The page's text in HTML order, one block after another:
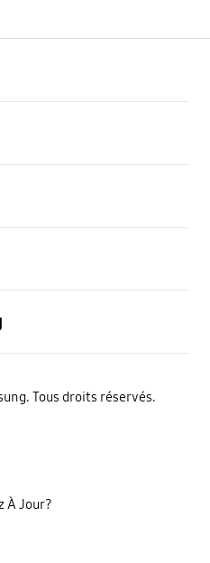
Tous droits réservés.
À Jour?